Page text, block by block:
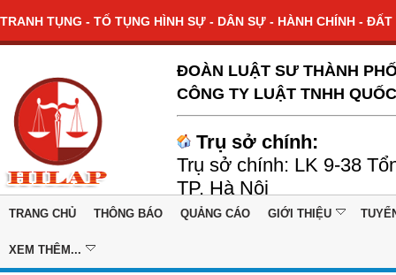
TRANH TỤNG - TỐ TỤNG HÌNH SỰ - DÂN SỰ - HÀNH CHÍNH -
ĐOÀN LUẬT SƯ THÀNH
CÔNG TY LUẬT TNHH
Trụ sở chính:
Trụ sở chính: LK 9-38
TP. Hà Nội
TRANG CHỦ THÔNG BÁO QUẢNG CÁO GIỚI THIỆU
XEM THÊM...